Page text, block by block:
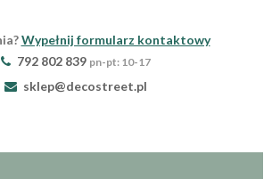
Wypełnij formularz kontaktowy
792 802 839 pn-pt: 10-17
sklep@decostreet.pl